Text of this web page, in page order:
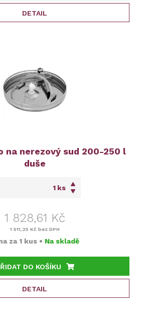
DETAIL
na nerezový sud 200-250 l
duše
ks
1 828,61 Kč
1 511,25 Kč bez DPH
za 1 kus • Na skladě
DO KOŠÍKU
DETAIL